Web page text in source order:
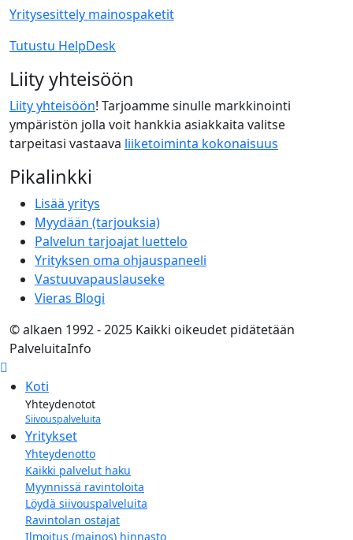
Yritysesittely mainospaketit
Tutustu HelpDesk
Liity yhteisöön
Liity yhteisöön! Tarjoamme sinulle markkinointi
ympäristön jolla voit hankkia asiakkaita valitse
tarpeitasi vastaava liiketoiminta kokonaisuus
Pikalinkki
Lisää yritys
Myydään (tarjouksia)
Palvelun tarjoajat luettelo
Yrityksen oma ohjauspaneeli
Vastuuvapauslauseke
Vieras Blogi
© alkaen 1992 - 2025 Kaikki oikeudet pidätetään
PalveluitaInfo
Koti
Yhteydenotot
Siivouspalveluita
Yritykset
Yhteydenotto
Kaikki palvelut haku
Myynnissä ravintoloita
Löydä siivouspalveluita
Ravintolan ostajat
Ilmoitus (mainos) hinnasto